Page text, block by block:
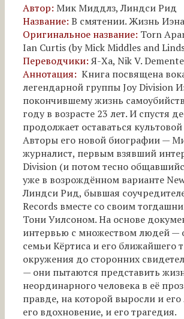
Автор: Мик Миддлз, Линдси Рид
Название: В смятении. Жизнь
Оригинальное название: Torn
Ian Curtis (by Mick Middles and
Переводчики:Я-Ха, Nik V.
Аннотация: Книга посвящена
легендарной группы Joy Division
покончившему жизнь
году в возрасте 23 лет. И спустя
продолжает оставаться
Авторы его новой биографии —
журналист, первым взявший
Division (и потом тесно
уже в возрождённом варианте
Линдси Рид, бывшая
Records вместе со своим
Тони Уилсоном. На основе
интервью с множеством людей —
семьи Кёртиса и его ближайшего
окружения до сторонних
— они пытаются представить
неординарного человека в её
правде, на которой выросли и его
его вдохновение, и его трагедия.